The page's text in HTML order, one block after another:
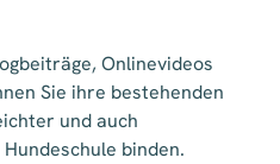
Onlinevideos
Sie ihre bestehenden
und auch
binden.